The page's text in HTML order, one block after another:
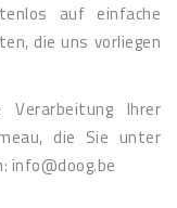
auf einfache
die uns vorliegen
Ihrer
die Sie unter
info@doog.be